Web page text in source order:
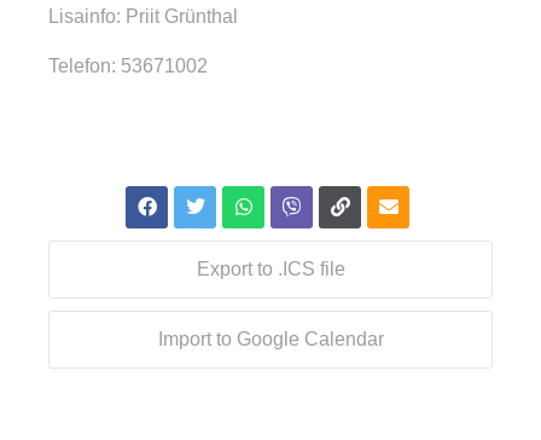
Lisainfo: Priit Grünthal
Telefon: 53671002
Export to .ICS file
Import to Google Calendar